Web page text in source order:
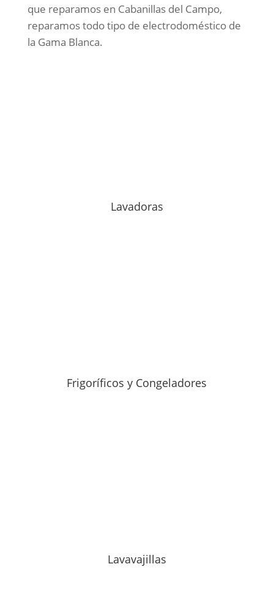
que reparamos en Cabanillas del Campo,
reparamos todo tipo de electrodoméstico de
la Gama Blanca.
Lavadoras
Frigoríficos y Congeladores
Lavavajillas